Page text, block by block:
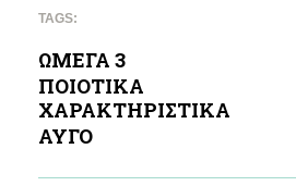
TAGS:
ΩΜΕΓΑ 3
ΠΟΙΟΤΙΚA
ΧΑΡΑΚΤΗΡΙΣΤΙΚA
ΑΥΓΟ